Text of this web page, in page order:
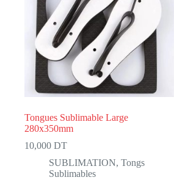
Tongues Sublimable Large
280x350mm
10,000 DT
SUBLIMATION, Tongs
Sublimables